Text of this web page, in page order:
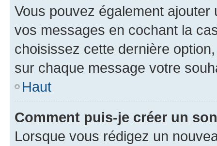
Vous pouvez également
vos messages en cochant la
choisissez cette dernière
sur chaque message votre
Haut
Comment puis-je créer un
Lorsque vous rédigez un